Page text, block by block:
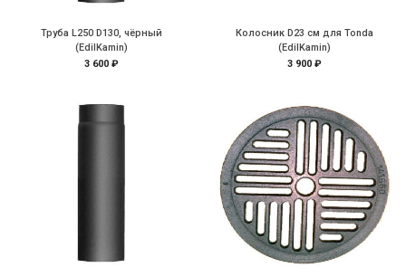
Труба L250 D130, чёрный
(EdilKamin)
3 600 ₽
Колосник D23 см для Tonda
(EdilKamin)
3 900 ₽